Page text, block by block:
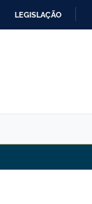
LEGISLAÇÃO